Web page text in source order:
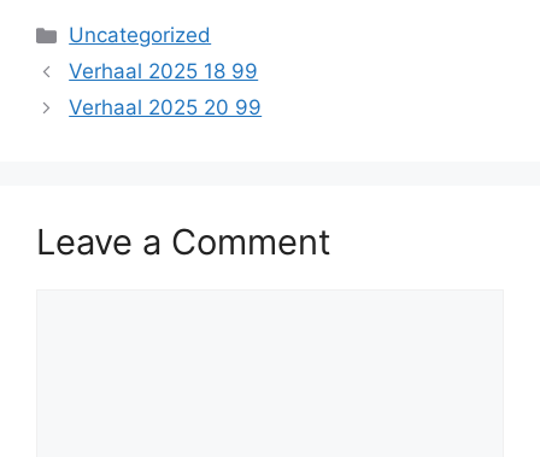
Categories
Uncategorized
Verhaal 2025 18 99
Verhaal 2025 20 99
Leave a Comment